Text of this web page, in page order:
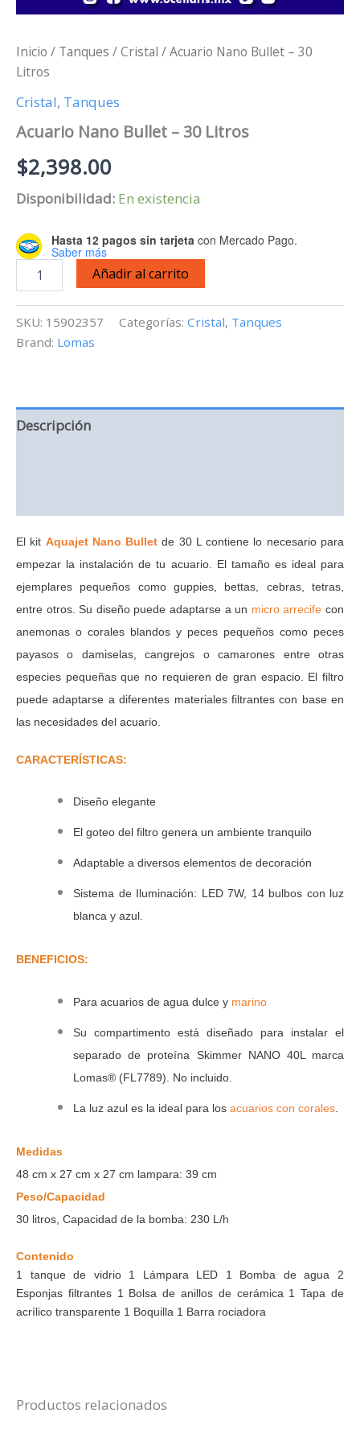
Inicio / Tanques /Cristal / Acuario Nano Bullet – 30
Litros
Cristal, Tanques
Acuario Nano Bullet – 30 Litros
$2,398.00
Disponibilidad: En existencia
Hasta 12 pagos sin tarjeta con Mercado Pago.
Saber más
Nano
30
Litros
Añadir al carrito
SKU: 15902357 Categorías: Cristal, Tanques
Brand: Lomas
Descripción
El kit Aquajet Nano Bullet de 30 L contiene lo necesario para
empezar la instalación de tu acuario. El tamaño es ideal para
ejemplares pequeños como guppies, bettas, cebras, tetras,
entre otros. Su diseño puede adaptarse a un micro arrecife con
anemonas o corales blandos y peces pequeños como peces
payasos o damiselas, cangrejos o camarones entre otras
especies pequeñas que no requieren de gran espacio. El filtro
puede adaptarse a diferentes materiales filtrantes con base en
las necesidades del acuario.
CARACTERÍSTICAS:
Diseño elegante
El goteo del filtro genera un ambiente tranquilo
Adaptable a diversos elementos de decoración
Sistema de Iluminación: LED 7W, 14 bulbos con luz
blanca y azul.
BENEFICIOS:
Para acuarios de agua dulce y marino
Su compartimento está diseñado para instalar el
separado de proteína Skimmer NANO 40L marca
Lomas® (FL7789). No incluido.
La luz azul es la ideal para los acuarios con corales
Medidas
48 cm x 27 cm x 27 cm lampara: 39 cm
Peso/Capacidad
30 litros, Capacidad de la bomba: 230 L/h
Contenido
1 tanque de vidrio 1 Lámpara LED 1 Bomba de agua 2
Esponjas filtrantes 1 Bolsa de anillos de cerámica 1 Tapa de
acrílico transparente 1 Boquilla 1 Barra rociadora
Productos relacionados